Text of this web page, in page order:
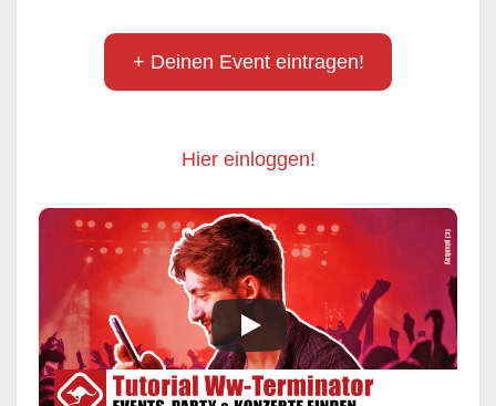
+ Deinen Event eintragen!
Hier einloggen!